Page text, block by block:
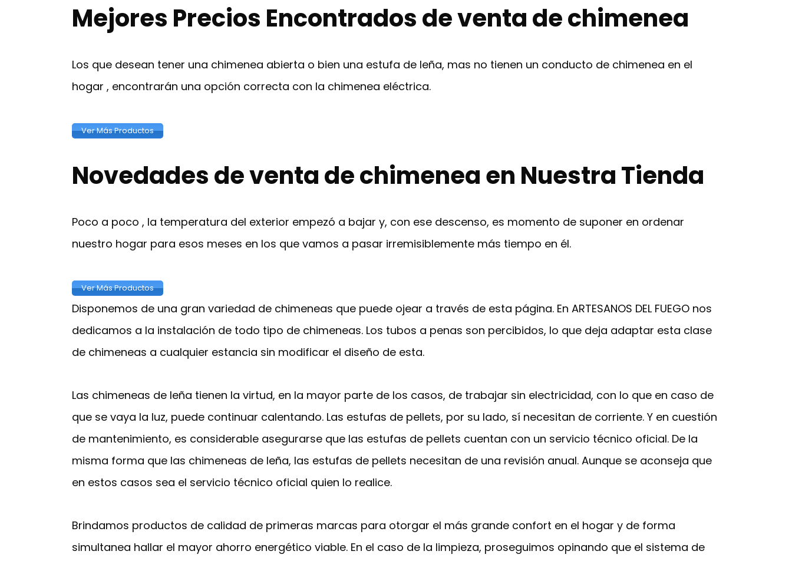
Mejores Precios Encontrados de venta de chimenea
Los que desean tener una chimenea abierta o bien una estufa de leña, mas no tienen un conducto de chimenea en el
hogar , encontrarán una opción correcta con la chimenea eléctrica.
Ver Más Productos
Novedades de venta de chimenea en Nuestra Tienda
Poco a poco , la temperatura del exterior empezó a bajar y, con ese descenso, es momento de suponer en ordenar
nuestro hogar para esos meses en los que vamos a pasar irremisiblemente más tiempo en él.
Ver Más Productos
Disponemos de una gran variedad de chimeneas que puede ojear a través de esta página. En ARTESANOS DEL FUEGO nos
dedicamos a la instalación de todo tipo de chimeneas. Los tubos a penas son percibidos, lo que deja adaptar esta clase
de chimeneas a cualquier estancia sin modificar el diseño de esta.
Las chimeneas de leña tienen la virtud, en la mayor parte de los casos, de trabajar sin electricidad, con lo que en caso de
que se vaya la luz, puede continuar calentando. Las estufas de pellets, por su lado, sí necesitan de corriente. Y en cuestión
de mantenimiento, es considerable asegurarse que las estufas de pellets cuentan con un servicio técnico oficial. De la
misma forma que las chimeneas de leña, las estufas de pellets necesitan de una revisión anual. Aunque se aconseja que
en estos casos sea el servicio técnico oficial quien lo realice.
Brindamos productos de calidad de primeras marcas para otorgar el más grande confort en el hogar y de forma
simultanea hallar el mayor ahorro energético viable. En el caso de la limpieza, proseguimos opinando que el sistema de